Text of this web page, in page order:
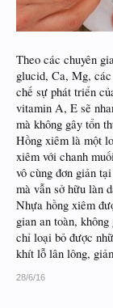
Theo các chuyên
glucid, Ca, Mg,
chế sự phát triển
vitamin A, E sẽ
mà không gây tổn
Hồng xiêm là một
xiêm với chanh
vô cùng đơn giản
mà vẫn sở hữu làn
Nhựa hồng xiêm
gian an toàn,
chỉ loại bỏ được
khít lỗ lân lông,
28/6/16